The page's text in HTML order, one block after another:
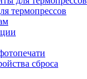
термопрессов
сброса